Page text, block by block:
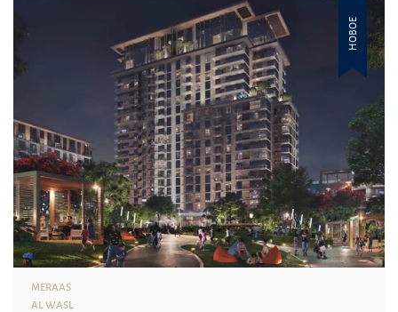
НОВОЕ
MERAAS
AL WASL